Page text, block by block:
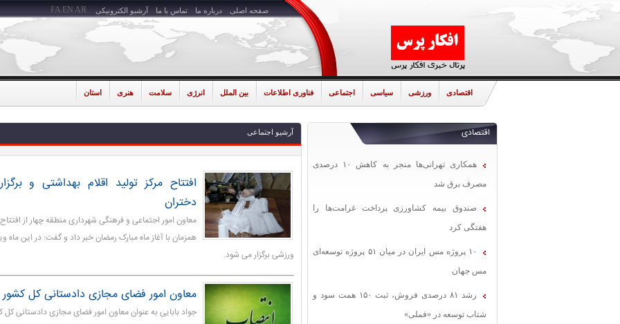
صفحه اصلی درباره ما تماس با ما آرشیو الکترونیکی FA EN AR
اقتصادی ورزشی سیاسی اجتماعی فناوری اطلاعات بین الملل انرژی سلامت هنری استان
اقتصادی
همکاری تهرانی‌ها منجر به کاهش ۱۰ درصدی
مصرف برق شد
صندوق بیمه کشاورزی پرداخت غرامت‌ها را
هفتگی کرد
۱۰ پروژه مس ایران در میان ۵۱ پروژه توسعه‌ای
مس جهان
رشد ۸۱ درصدی فروش، ثبت ۱۵۰ همت سود و
شتاب توسعه در «فملی»
آرشیو اجتماعی
افتتاح مرکز تولید اقلام بهداشتی و
دختران
معاون امور اجتماعی و فرهنگی شهرداری منطقه چهار از افتتاح
همزمان با آغاز ماه مبارک رمضان خبر داد و گفت: در این ماه
ورزشی برگزار می شود.
معاون امور فضای مجازی دادستانی کل
جواد بابایی به عنوان معاون امور فضای مجازی دادستانی